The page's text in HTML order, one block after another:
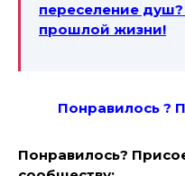
переселение
прошлой жизни!
Понравилось ?
Понравилось?